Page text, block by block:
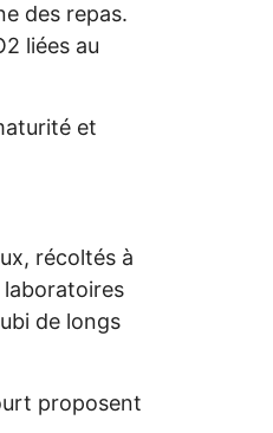
des repas.
liées au
et
récoltés à
laboratoires
de longs
proposent